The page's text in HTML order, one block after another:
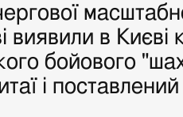
виявили в Києві
бойового
і